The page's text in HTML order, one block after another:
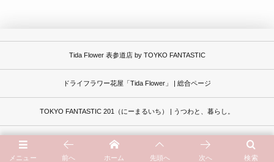
Tida Flower 表参道店 by TOYKO FANTASTIC
ドライフラワー花屋「Tida Flower」 | 総合ページ
TOKYO FANTASTIC 201（にーまるいち） | うつわと、暮らし。
アクセスマップ | Access Map
メニュー 検索
前へ ホーム 先頭へ 次へ